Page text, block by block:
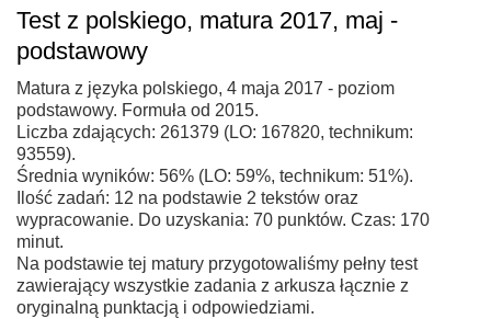
Test z polskiego, matura 2017, maj -
podstawowy
Matura z języka polskiego, 4 maja 2017 - poziom
podstawowy. Formuła od 2015.
Liczba zdających: 261379 (LO: 167820, technikum:
93559).
Średnia wyników: 56% (LO: 59%, technikum: 51%).
Ilość zadań: 12 na podstawie 2 tekstów oraz
wypracowanie. Do uzyskania: 70 punktów. Czas: 170
minut.
Na podstawie tej matury przygotowaliśmy pełny test
zawierający wszystkie zadania z arkusza łącznie z
oryginalną punktacją i odpowiedziami.